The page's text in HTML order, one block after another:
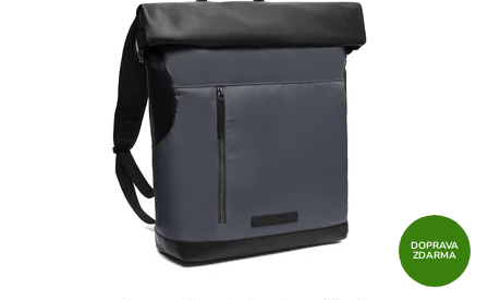
DOPRAVA
ZDARMA